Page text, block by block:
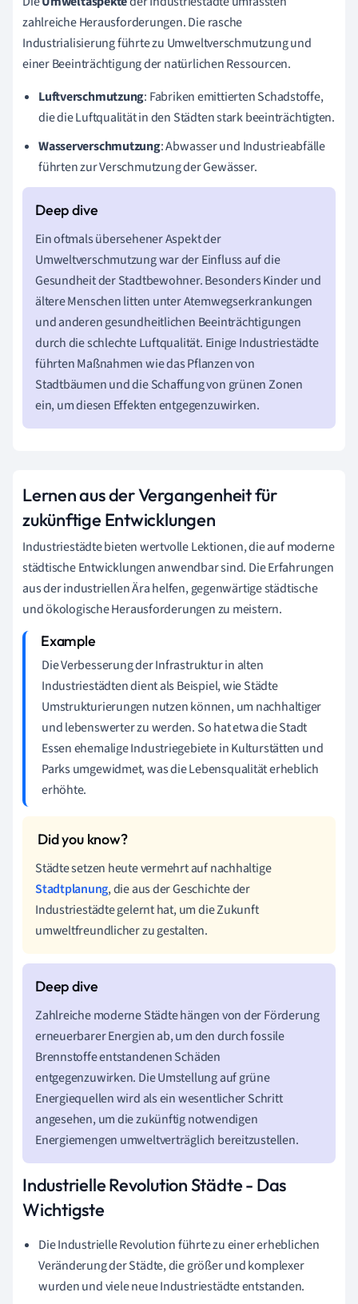
zahlreiche Herausforderungen. Die rasche
Industrialisierung führte zu Umweltverschmutzung und
einer Beeinträchtigung der natürlichen Ressourcen.
Luftverschmutzung: Fabriken emittierten Schadstoffe,
die die Luftqualität in den Städten stark beeinträchtigten.
Wasserverschmutzung: Abwasser und Industrieabfälle
führten zur Verschmutzung der Gewässer.
Ein oftmals übersehener Aspekt der
Umweltverschmutzung war der Einfluss auf die
Gesundheit der Stadtbewohner. Besonders Kinder und
ältere Menschen litten unter Atemwegserkrankungen
und anderen gesundheitlichen Beeinträchtigungen
durch die schlechte Luftqualität. Einige Industriestädte
führten Maßnahmen wie das Pflanzen von
Stadtbäumen und die Schaffung von grünen Zonen
ein, um diesen Effekten entgegenzuwirken.
Lernen aus der Vergangenheit für
zukünftige Entwicklungen
Industriestädte bieten wertvolle Lektionen, die auf moderne
städtische Entwicklungen anwendbar sind. Die Erfahrungen
aus der industriellen Ära helfen, gegenwärtige städtische
und ökologische Herausforderungen zu meistern.
Die Verbesserung der Infrastruktur in alten
Industriestädten dient als Beispiel, wie Städte
Umstrukturierungen nutzen können, um nachhaltiger
und lebenswerter zu werden. So hat etwa die Stadt
Essen ehemalige Industriegebiete in Kulturstätten und
Parks umgewidmet, was die Lebensqualität erheblich
erhöhte.
Städte setzen heute vermehrt auf nachhaltige
Stadtplanung, die aus der Geschichte der
Industriestädte gelernt hat, um die Zukunft
umweltfreundlicher zu gestalten.
Zahlreiche moderne Städte hängen von der Förderung
erneuerbarer Energien ab, um den durch fossile
Brennstoffe entstandenen Schäden
entgegenzuwirken. Die Umstellung auf grüne
Energiequellen wird als ein wesentlicher Schritt
angesehen, um die zukünftig notwendigen
Energiemengen umweltverträglich bereitzustellen.
Industrielle Revolution Städte - Das
Wichtigste
Die Industrielle Revolution führte zu einer erheblichen
Veränderung der Städte, die größer und komplexer
wurden und viele neue Industriestädte entstanden.